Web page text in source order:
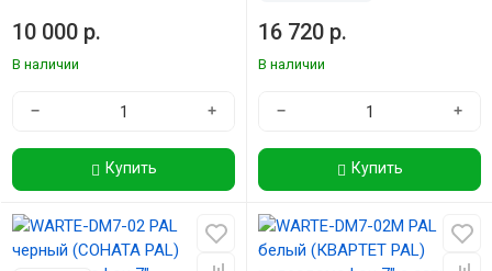
10 000 р.
В наличии
− +
Купить
16 720 р.
В наличии
− +
Купить